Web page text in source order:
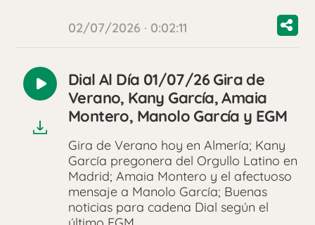
02/07/2026 · 0:02:11
Reproducir
audio
Dial Al Día 01/07/26 Gira de
Verano, Kany García, Amaia
Montero, Manolo García y EGM
Gira de Verano hoy en Almería; Kany
García pregonera del Orgullo Latino en
Madrid; Amaia Montero y el afectuoso
mensaje a Manolo García; Buenas
noticias para cadena Dial según el